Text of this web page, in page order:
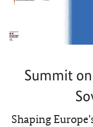
Summit
Shaping